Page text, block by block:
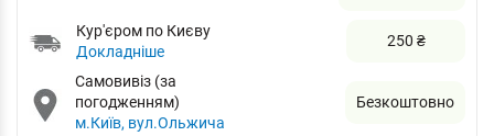
Кур'єром по Києву
Докладніше
250 ₴
Самовивіз (за
погодженням)
м.Київ, вул.Ольжича
Безкоштовно